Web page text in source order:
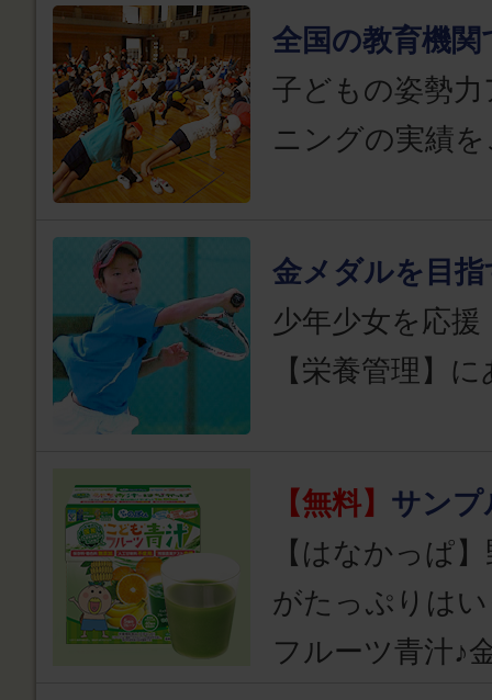
全国の教育機関
子どもの姿勢
ニングの実績
金メダルを目指
少年少女を応
【栄養管理】
【無料】 サンプ
【はなかっぱ
がたっぷりは
フルーツ青汁♪